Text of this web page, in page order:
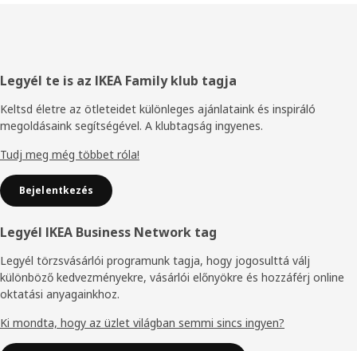
Élőláb
Legyél te is az IKEA Family klub tagja
Keltsd életre az ötleteidet különleges ajánlataink és inspiráló
megoldásaink segítségével. A klubtagság ingyenes.
Tudj meg még többet róla!
Bejelentkezés
Legyél IKEA Business Network tag
Legyél törzsvásárlói programunk tagja, hogy jogosulttá válj
különböző kedvezményekre, vásárlói előnyökre és hozzáférj online
oktatási anyagainkhoz.
Ki mondta, hogy az üzlet világban semmi sincs ingyen?